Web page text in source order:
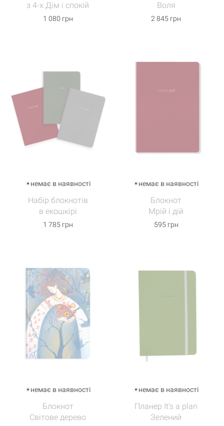
з 4-х Дім і спокій
1 080 грн
Воля
2 845 грн
немає в наявності
Набір блокнотів
в екошкірі
1 785 грн
немає в наявності
Блокнот
Мрій і дій
595 грн
немає в наявності
Блокнот
Світове дерево
немає в наявності
Планер It's a plan
Зелений